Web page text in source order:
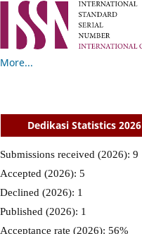
More...
Dedikasi Statistics 2026